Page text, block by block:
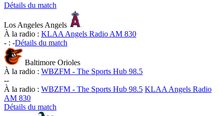
Détails du match
Los Angeles Angels
À la radio : KLAA Angels Radio AM 830
- : -Détails du match
Baltimore Orioles
À la radio : WBZFM - The Sports Hub 98.5
--
À la radio : WBZFM - The Sports Hub 98.5 KLAA Angels Radio
AM 830
Détails du match